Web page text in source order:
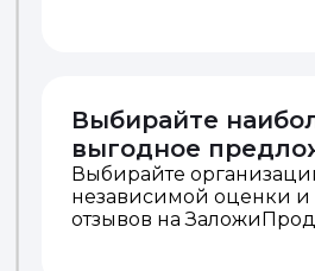
Выбирайте
выгодное
Выбирайте
независимой оценки и
отзывов на